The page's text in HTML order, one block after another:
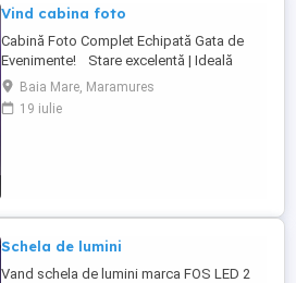
Vind cabina foto
Cabină Foto Complet Echipată Gata de
Evenimente! Stare excelentă | Ideală
pentru afaceri de evenimente | Complet
funcțională Vând cabina mea foto,
complet echipată, perfectă pentru nunți,
Baia Mare, Maramures
19 iulie
Schela de lumini
Vand schela de lumini marca FOS LED 2